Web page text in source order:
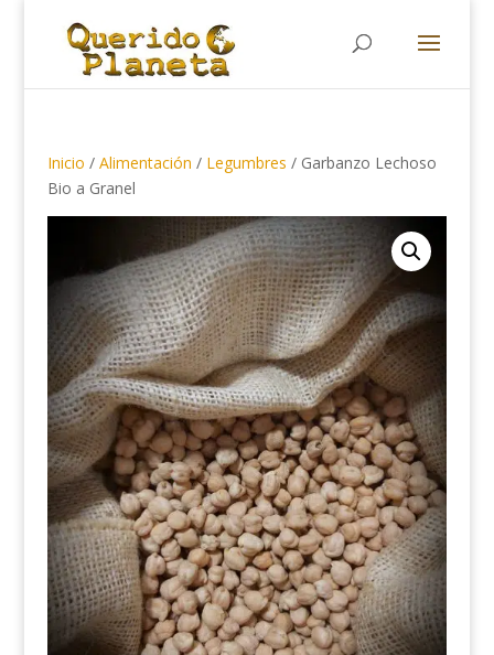
de
productos
Inicio / Alimentación / Legumbres / Garbanzo Lechoso
Bio a Granel